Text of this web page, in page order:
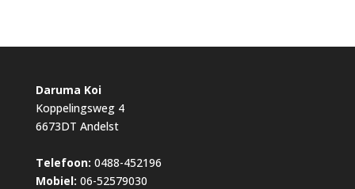
Daruma Koi
Koppelingsweg 4
6673DT Andelst
Telefoon: 0488-452196
Mobiel: 06-52579030